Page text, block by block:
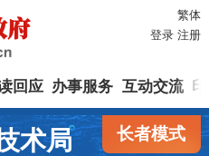
繁体
登录 注册
回应 办事服务 互动交流
长者模式
术局